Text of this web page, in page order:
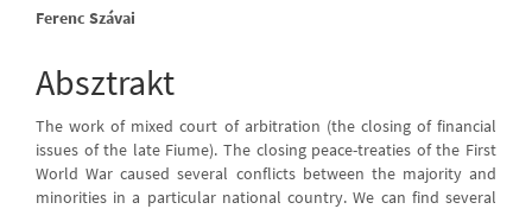
Main
Article
Content
Ferenc Szávai
Absztrakt
The work of mixed court of arbitration (the closing of financial
issues of the late Fiume). The closing peace-treaties of the First
World War caused several conflicts between the majority and
minorities in a particular national country. We can find several